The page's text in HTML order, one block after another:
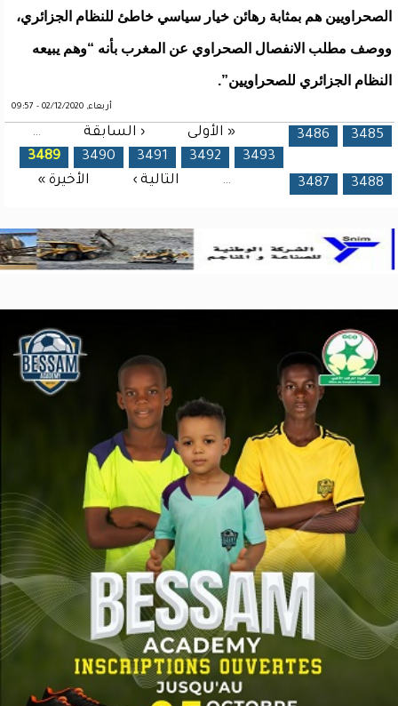
الصحراويين هم بمثابة رهائن خيار سياسي خاطئ للنظام الجزائري،
ووصف مطلب الانفصال الصحراوي عن المغرب بأنه “وهم يبيعه
النظام الجزائري للصحراويين”.
أربعاء, 02/12/2020 - 09:57
الصفحات « الأولى ‹ السابقة … 3485
3486
3487 3488
3489 3490 3491 3492
3493
…
التالية › الأخيرة »